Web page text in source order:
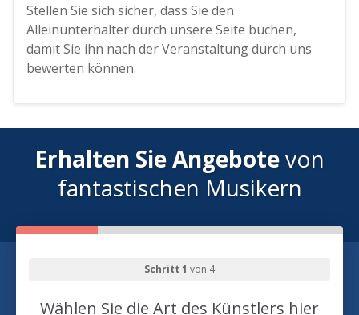
Stellen Sie sich sicher, dass Sie den
Alleinunterhalter durch unsere Seite buchen,
damit Sie ihn nach der Veranstaltung durch uns
bewerten können.
Erhalten Sie Angebotevon
fantastischen Musikern
Schritt 1 von 4
Wählen Sie die Art des Künstlers hier